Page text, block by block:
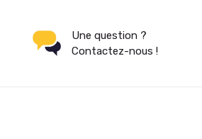
Une question ?
Contactez-nous !